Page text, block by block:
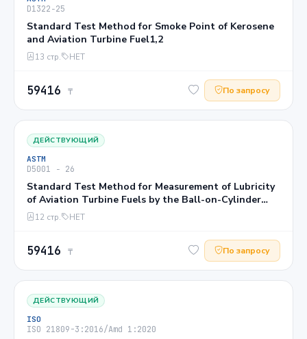
D1322−25
Standard Test Method for Smoke Point of Kerosene
and Aviation Turbine Fuel1,2
13 стр. НЕТ
59416 ₸ По запросу
ДЕЙСТВУЮЩИЙ
ASTM
D5001 − 26
Standard Test Method for Measurement of Lubricity
of Aviation Turbine Fuels by the Ball-on-Cylinder
Lubricity Evaluator (BOCLE)1
12 стр. НЕТ
59416 ₸ По запросу
ДЕЙСТВУЮЩИЙ
ISO
ISO 21809-3:2016/Amd 1:2020